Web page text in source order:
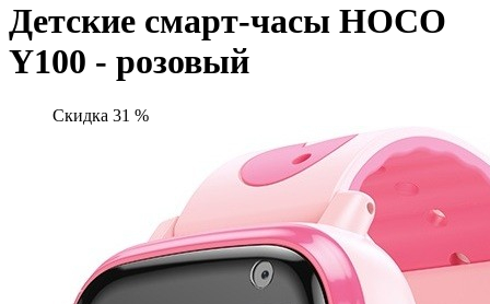
Детские смарт-часы HOCO
Y100 - розовый
Скидка 31 %